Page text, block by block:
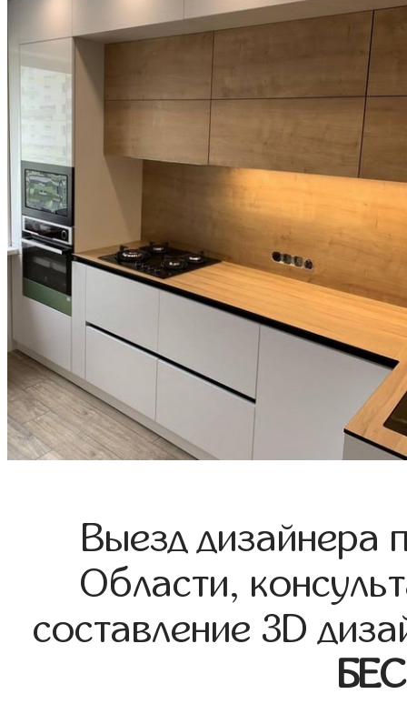
Выезд дизайнера
Области,
составление 3D